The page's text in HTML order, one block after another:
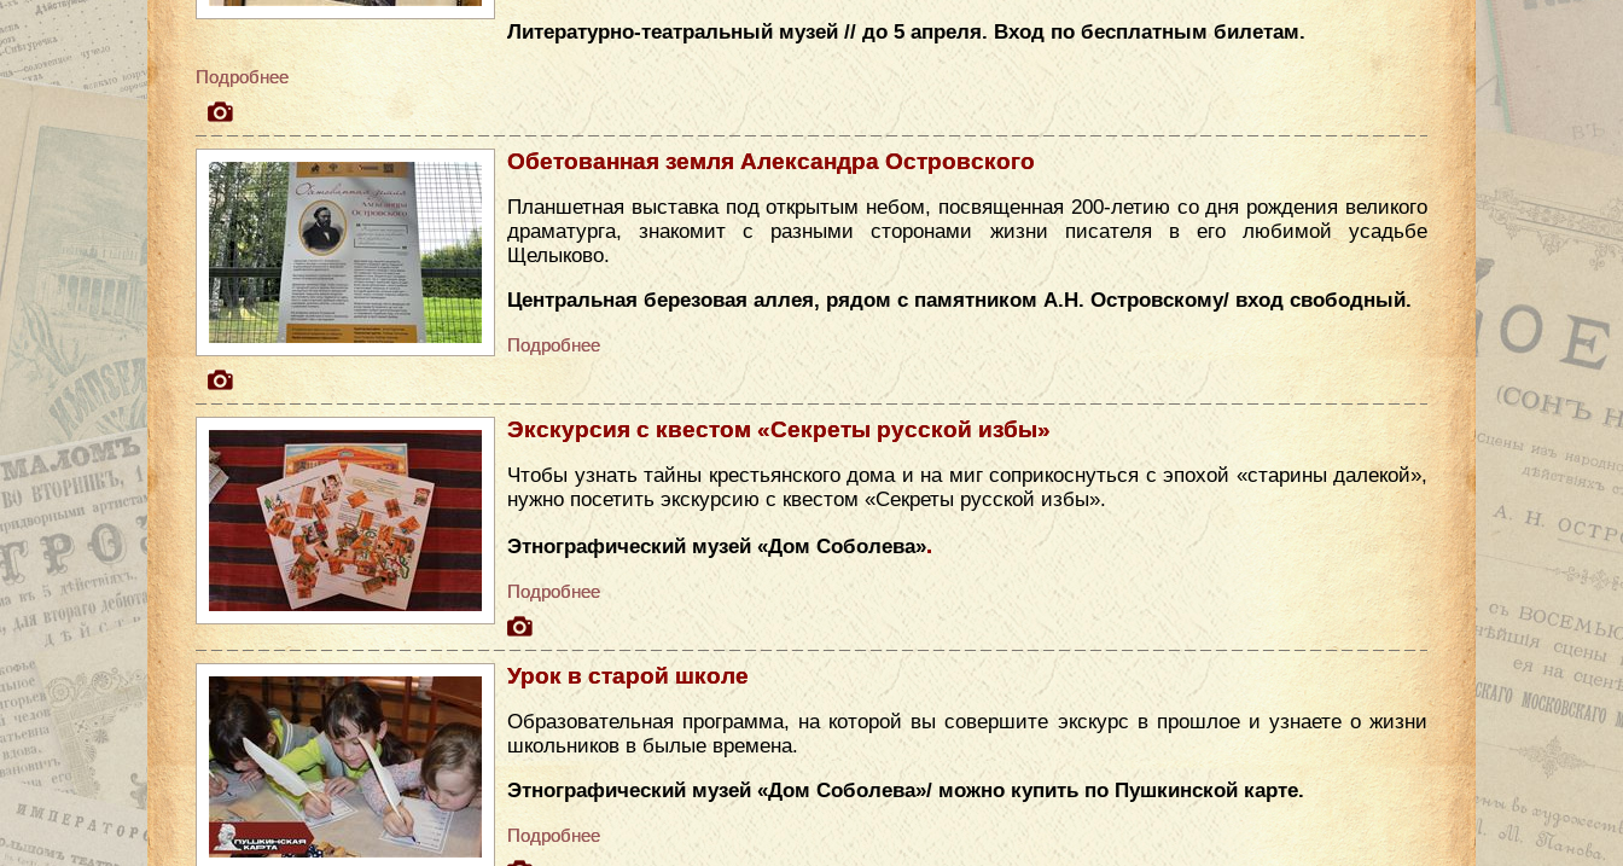
Литературно-театральный музей // до 5 апреля. Вход по бесплатным билетам.
Подробнее
Обетованная земля Александра Островского
Планшетная выставка под открытым небом, посвященная 200-летию со дня рождения великого
драматурга, знакомит с разными сторонами жизни писателя в его любимой усадьбе
Щелыково.
Центральная березовая аллея, рядом с памятником А.Н. Островскому/ вход свободный.
Подробнее
Экскурсия с квестом «Секреты русской избы»
Чтобы узнать тайны крестьянского дома и на миг соприкоснуться с эпохой «старины далекой»,
нужно посетить экскурсию с квестом «Секреты русской избы».
Этнографический музей «​Дом Соболева».
Подробнее
Урок в старой школе
Образовательная программа, на которой вы совершите экскурс в прошлое и узнаете о жизни
школьников в былые времена.
Этнографический музей «Дом Соболева»/ можно купить по Пушкинской карте.
Подробнее